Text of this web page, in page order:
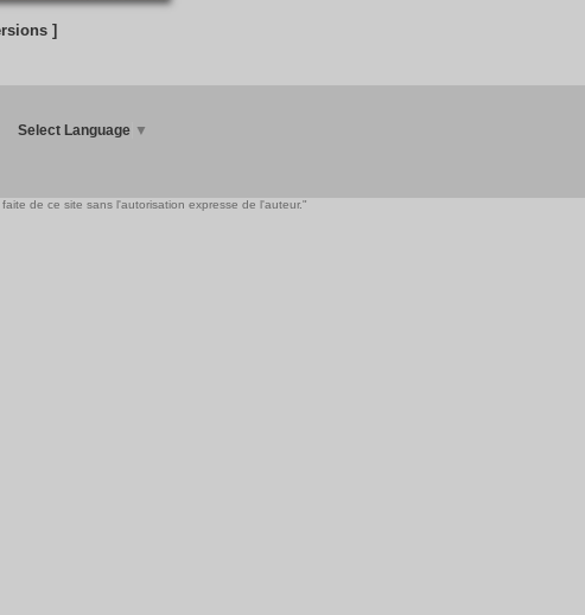
]
Select Language ▼
de ce site sans l'autorisation expresse de l'auteur."